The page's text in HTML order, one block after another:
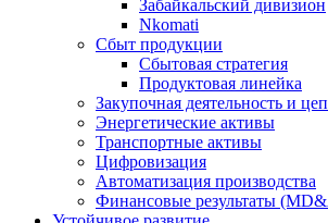
Забайкальский дивизион
Nkomati
Сбыт продукции
Сбытовая стратегия
Продуктовая линейка
Закупочная деятельность и
Энергетические активы
Транспортные активы
Цифровизация
Автоматизация производства
Финансовые результаты